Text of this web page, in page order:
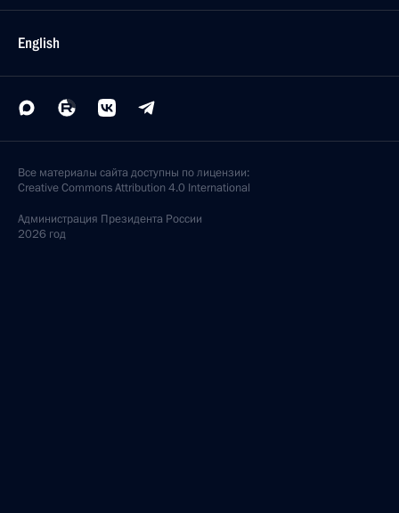
English
Все материалы сайта доступны по лицензии:
Creative Commons Attribution 4.0 International
Администрация Президента России
2026 год